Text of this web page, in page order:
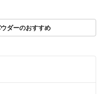
ダーのおすすめ